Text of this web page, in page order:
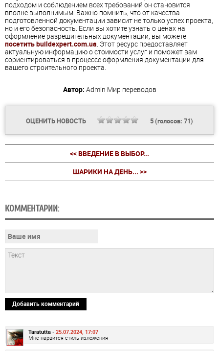
подходом и соблюдением всех требований он становится
вполне выполнимым. Важно помнить, что от качества
подготовленной документации зависит не только успех проекта,
но и его безопасность. Если вы хотите узнать о ценах на
оформление разрешительных документации, вы можете
посетить buildexpert.com.ua. Этот ресурс предоставляет
актуальную информацию о стоимости услуг и поможет вам
сориентироваться в процессе оформления документации для
вашего строительного проекта.
Автор: Admin Мир переводов
ОЦЕНИТЬ НОВОСТЬ 5(голосов: 71)
<< ВВЕДЕНИЕ В ВЫБОР...
ШАРИКИ НА ДЕНЬ... >>
КОММЕНТАРИИ:
Добавить комментарий
Taratutta - 25.07.2024, 17:07
Мне нарвится стиль изложения